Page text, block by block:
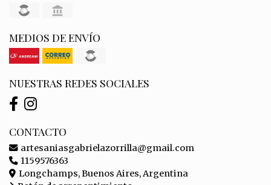
MEDIOS DE ENVÍO
NUESTRAS REDES SOCIALES
CONTACTO
artesaniasgabrielazorrilla@gmail.com
1159576363
Longchamps, Buenos Aires, Argentina